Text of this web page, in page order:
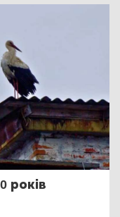
років